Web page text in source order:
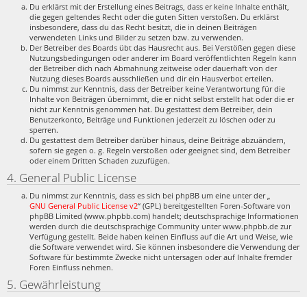
Du erklärst mit der Erstellung eines Beitrags, dass er keine Inhalte enthält,
die gegen geltendes Recht oder die guten Sitten verstoßen. Du erklärst
insbesondere, dass du das Recht besitzt, die in deinen Beiträgen
verwendeten Links und Bilder zu setzen bzw. zu verwenden.
Der Betreiber des Boards übt das Hausrecht aus. Bei Verstößen gegen diese
Nutzungsbedingungen oder anderer im Board veröffentlichten Regeln kann
der Betreiber dich nach Abmahnung zeitweise oder dauerhaft von der
Nutzung dieses Boards ausschließen und dir ein Hausverbot erteilen.
Du nimmst zur Kenntnis, dass der Betreiber keine Verantwortung für die
Inhalte von Beiträgen übernimmt, die er nicht selbst erstellt hat oder die er
nicht zur Kenntnis genommen hat. Du gestattest dem Betreiber, dein
Benutzerkonto, Beiträge und Funktionen jederzeit zu löschen oder zu
sperren.
Du gestattest dem Betreiber darüber hinaus, deine Beiträge abzuändern,
sofern sie gegen o. g. Regeln verstoßen oder geeignet sind, dem Betreiber
oder einem Dritten Schaden zuzufügen.
4. General Public License
Du nimmst zur Kenntnis, dass es sich bei phpBB um eine unter der „
GNU General Public License v2“ (GPL) bereitgestellten Foren-Software von
phpBB Limited (www.phpbb.com) handelt; deutschsprachige Informationen
werden durch die deutschsprachige Community unter www.phpbb.de zur
Verfügung gestellt. Beide haben keinen Einfluss auf die Art und Weise, wie
die Software verwendet wird. Sie können insbesondere die Verwendung der
Software für bestimmte Zwecke nicht untersagen oder auf Inhalte fremder
Foren Einfluss nehmen.
5. Gewährleistung